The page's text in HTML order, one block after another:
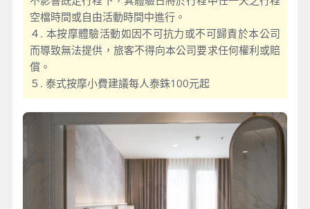
空檔時間或自由活動時間中進行。
４. 本按摩體驗活動如因不可抗力或不可歸責於本公司
而導致無法提供，旅客不得向本公司要求任何權利或賠
償。
５. 泰式按摩小費建議每人泰銖100元起